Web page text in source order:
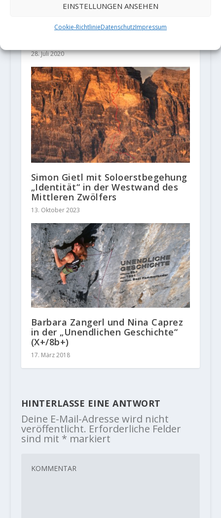
EINSTELLUNGEN ANSEHEN
Cookie-RichtlinieDatenschutzImpressum
PETZL LOW-STRETCH
28. Juli 2020
Simon Gietl mit Soloerstbegehung
„Identität“ in der Westwand des
Mittleren Zwölfers
13. Oktober 2023
Barbara Zangerl und Nina Caprez
in der „Unendlichen Geschichte“
(X+/8b+)
17. März 2018
HINTERLASSE EINE ANTWORT
Deine E-Mail-Adresse wird nicht
veröffentlicht. Erforderliche Felder
sind mit * markiert